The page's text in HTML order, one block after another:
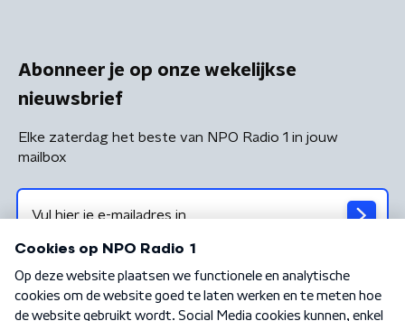
Abonneer je op onze wekelijkse
nieuwsbrief
Elke zaterdag het beste van NPO Radio 1 in jouw
mailbox